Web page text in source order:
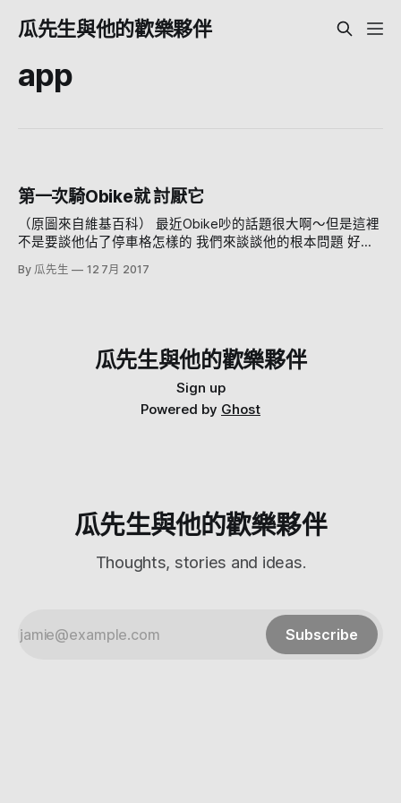
瓜先生與他的歡樂夥伴
app
第一次騎Obike就 討厭它
（原圖來自維基百科） 最近Obike吵的話題很大啊～但是這裡
不是要談他佔了停車格怎樣的 我們來談談他的根本問題 好不
好用。 首先這東西要從 運作原理 說起，照官網的說法，你可
以在他的app看到所有單車的位置 然後用預約的方式先預約，
才發現根本不是那麼一回事。 APP顯示的位置根本沒車
究生的研究精神，那我們又要回到OBIKE的運作原理上了。 一
台OBIKE長這樣（圖片取自官網） 那他是怎麼知道自己位置的
呢？我們可以看到後輪上方有個太陽能板 應該就是他了吧？
個藍牙 所以OB
By 瓜先生 12 7月 2017
瓜先生與他的歡樂夥伴
Sign up
Powered by Ghost
瓜先生與他的歡樂夥伴
Thoughts, stories and ideas.
Subscribe